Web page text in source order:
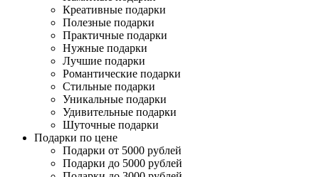
Креативные подарки
Полезные подарки
Практичные подарки
Нужные подарки
Лучшие подарки
Романтические подарки
Стильные подарки
Уникальные подарки
Удивительные подарки
Шуточные подарки
Подарки по цене
Подарки от 5000 рублей
Подарки до 5000 рублей